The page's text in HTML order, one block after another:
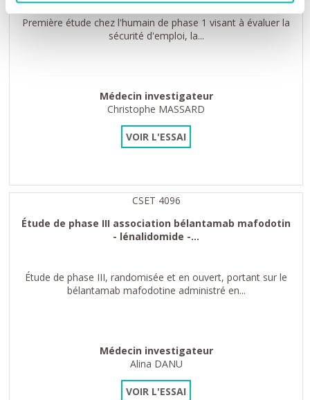
Première étude chez l'humain de phase 1 visant à évaluer la
sécurité d'emploi, la...
Médecin investigateur
Christophe MASSARD
VOIR L'ESSAI
CSET 4096
Étude de phase III association bélantamab mafodotin
- lénalidomide -...
Étude de phase III, randomisée et en ouvert, portant sur le
bélantamab mafodotine administré en...
Médecin investigateur
Alina DANU
VOIR L'ESSAI